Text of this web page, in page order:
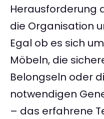
Herausforderung
die Organisation
Egal ob es sich
Möbeln, die
Belongseln oder
notwendigen
– das erfahrene